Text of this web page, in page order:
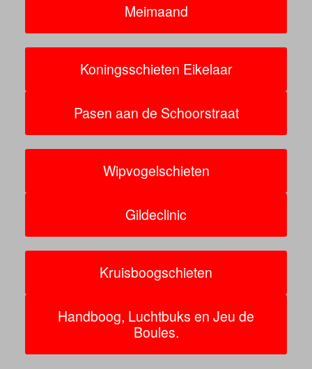
Meimaand
Koningsschieten Eikelaar
Pasen aan de Schoorstraat
Wipvogelschieten
Gildeclinic
Kruisboogschieten
Handboog, Luchtbuks en Jeu de
Boules.